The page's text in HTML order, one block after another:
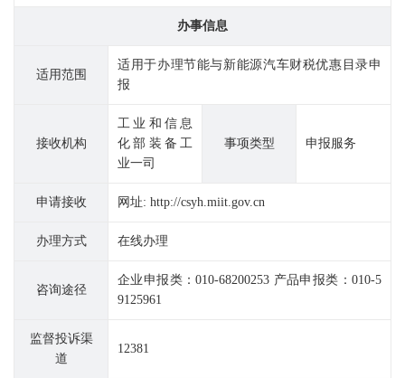
办事信息
适用范围
适用于办理节能与新能源汽车财税优惠目录申
报
接收机构
工业和信息
化部装备工
业一司
事项类型 申报服务
申请接收 网址: http://csyh.miit.gov.cn
办理方式 在线办理
咨询途径
企业申报类：010-68200253 产品申报类：010-5
9125961
监督投诉渠
道
12381